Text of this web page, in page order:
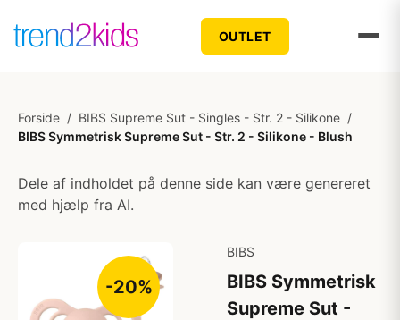
OUTLET
Forside / BIBS Supreme Sut - Singles - Str. 2 - Silikone /
BIBS Symmetrisk Supreme Sut - Str. 2 - Silikone - Blush
Dele af indholdet på denne side kan være genereret
med hjælp fra AI.
-20%
BIBS
BIBS Symmetrisk
Supreme Sut -